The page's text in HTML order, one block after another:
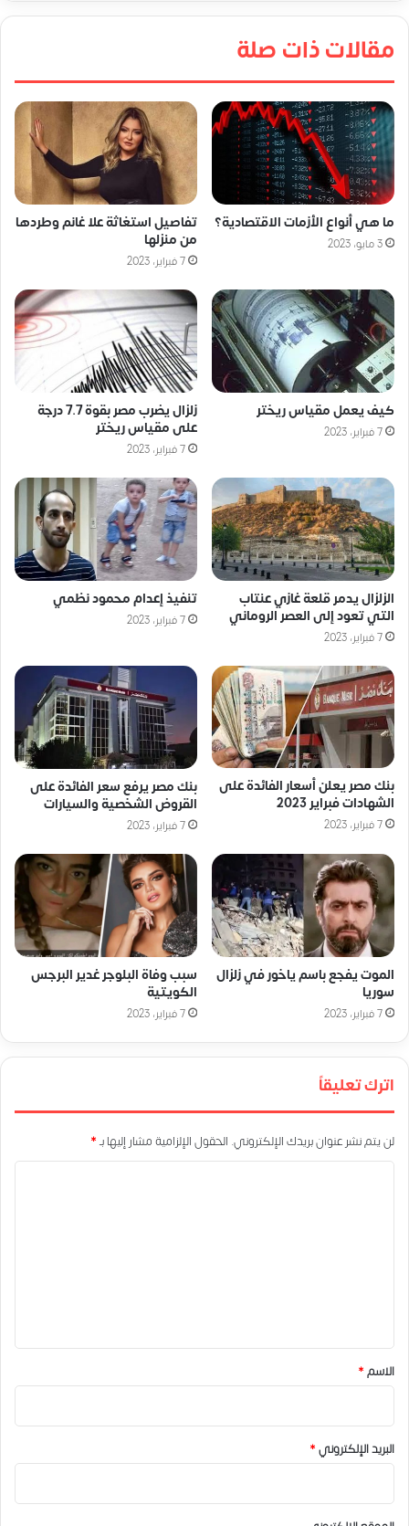
مقالات ذات صلة
ما هي أنواع الأزمات الاقتصادية؟
3 مايو، 2023
تفاصيل استغاثة علا غانم وطردها
من منزلها
7 فبراير، 2023
كيف يعمل مقياس ريختر
7 فبراير، 2023
زلزال يضرب مصر بقوة 7.7 درجة
على مقياس ريختر
7 فبراير، 2023
الزلزال يدمر قلعة غازي عنتاب
التي تعود إلى العصر الروماني
7 فبراير، 2023
تنفيذ إعدام محمود نظمي
7 فبراير، 2023
بنك مصر يعلن أسعار الفائدة على
الشهادات فبراير 2023
7 فبراير، 2023
بنك مصر يرفع سعر الفائدة على
القروض الشخصية والسيارات
7 فبراير، 2023
الموت يفجع باسم ياخور في زلزال
سوريا
7 فبراير، 2023
سبب وفاة البلوجر غدير البرجس
الكويتية
7 فبراير، 2023
اترك تعليقاً
لن يتم نشر عنوان بريدك الإلكتروني. الحقول الإلزامية مشار إليها بـ*
*
الاسم*
البريد الإلكتروني*